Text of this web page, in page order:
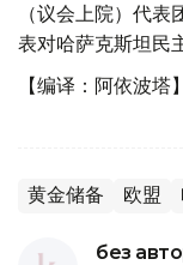
（议会上院）代
表对哈萨克斯坦民
【编译：阿依波塔】
黄金储备 欧盟
без